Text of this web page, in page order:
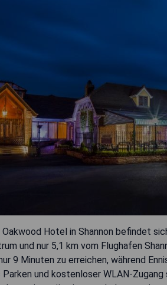
Oakwood Hotel in Shannon befindet
und nur 5,1 km vom Flughafen
9 Minuten zu erreichen, während
und kostenloser WLAN-